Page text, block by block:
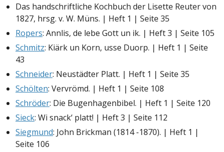
Das handschriftliche Kochbuch der Lisette Reuter von
1827, hrsg. v. W. Müns. | Heft 1 | Seite 35
Ropers: Annlis, de lebe Gott un ik. | Heft 3 | Seite 105
Schmitz: Kiärk un Korn, usse Duorp. | Heft 1 | Seite
43
Schneider: Neustädter Platt. | Heft 1 | Seite 35
Schölten: Vervrömd. | Heft 1 | Seite 108
Schröder: Die Bugenhagenbibel. | Heft 1 | Seite 120
Sieck: Wi snack‘ platt! | Heft 3 | Seite 112
Siegmund: John Brickman (1814 -1870). | Heft 1 |
Seite 106